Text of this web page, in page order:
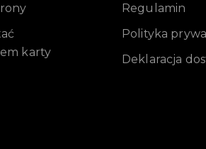
karty
Regulamin
Polityka
Deklaracja